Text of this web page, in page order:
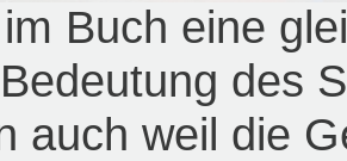
Buch eine
des
auch weil die